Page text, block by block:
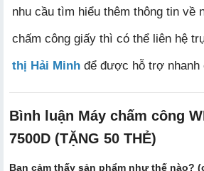
nhu cầu tìm hiểu thêm thông tin về
chấm công giấy thì có thể liên hệ
thị Hải Minh để được hỗ trợ nhanh
Bình luận Máy chấm công
7500D (TẶNG 50 THẺ)
Bạn cảm thấy sản phẩm như thế nào?